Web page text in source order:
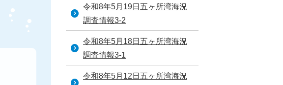
令和8年5月19日五ヶ所湾海況
調査情報3-2
令和8年5月18日五ヶ所湾海況
調査情報3-1
令和8年5月12日五ヶ所湾海況